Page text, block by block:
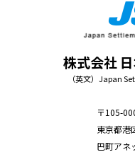
株式会社
（英文）Japan
〒105-
東京都港
巴町アネ